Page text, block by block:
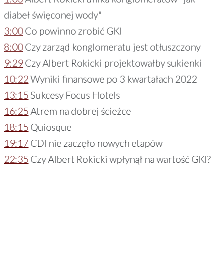
diabeł święconej wody"
3:00 Co powinno zrobić GKI
8:00 Czy zarząd konglomeratu jest otłuszczony
9:29 Czy Albert Rokicki projektowałby sukienki
10:22 Wyniki finansowe po 3 kwartałach 2022
13:15 Sukcesy Focus Hotels
16:25 Atrem na dobrej ścieżce
18:15 Quiosque
19:17 CDI nie zaczęło nowych etapów
22:35 Czy Albert Rokicki wpłynął na wartość GKI?